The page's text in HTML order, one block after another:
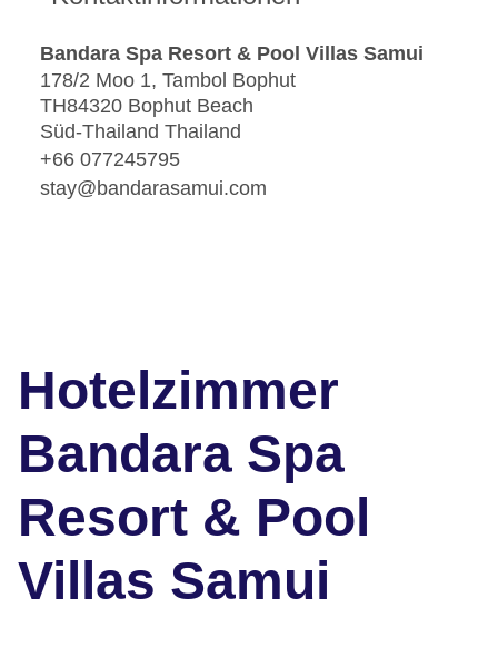
Bandara Spa Resort & Pool Villas Samui
178/2 Moo 1, Tambol Bophut
TH84320 Bophut Beach
Süd-Thailand Thailand
+66 077245795
stay@bandarasamui.com
Hotelzimmer
Bandara Spa
Resort & Pool
Villas Samui